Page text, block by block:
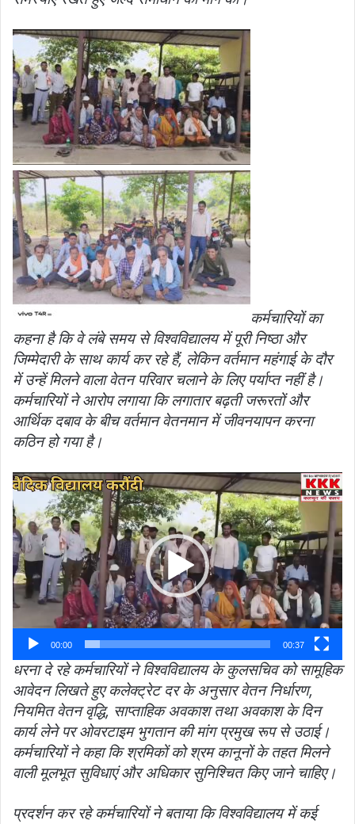
कर्मचारियों का
कहना है कि वे लंबे समय से विश्वविद्यालय में पूरी निष्ठा और
जिम्मेदारी के साथ कार्य कर रहे हैं, लेकिन वर्तमान महंगाई के दौर
में उन्हें मिलने वाला वेतन परिवार चलाने के लिए पर्याप्त नहीं है।
कर्मचारियों ने आरोप लगाया कि लगातार बढ़ती जरूरतों और
आर्थिक दबाव के बीच वर्तमान वेतनमान में जीवनयापन करना
कठिन हो गया है।
Video
Player
00:00 00:37
धरना दे रहे कर्मचारियों ने विश्वविद्यालय के कुलसचिव को सामूहिक
आवेदन लिखते हुए कलेक्ट्रेट दर के अनुसार वेतन निर्धारण,
नियमित वेतन वृद्धि, साप्ताहिक अवकाश तथा अवकाश के दिन
कार्य लेने पर ओवरटाइम भुगतान की मांग प्रमुख रूप से उठाई।
कर्मचारियों ने कहा कि श्रमिकों को श्रम कानूनों के तहत मिलने
वाली मूलभूत सुविधाएं और अधिकार सुनिश्चित किए जाने चाहिए।
प्रदर्शन कर रहे कर्मचारियों ने बताया कि विश्वविद्यालय में कई